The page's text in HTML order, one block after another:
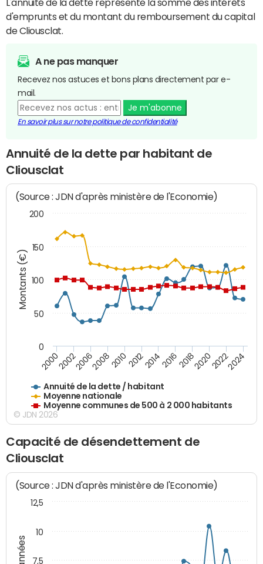
L'annuité de la dette représente la somme des intérêts
d'emprunts et du montant du remboursement du capital
de Cliousclat.
A ne pas manquer
Recevez nos astuces et bons plans directement par e-
mail.
Je m'abonne
En savoir plus sur notre politique de confidentialité
Annuité de la dette par habitant de
Cliousclat
Montants (€)
(Source : JDN d'après ministère de l'Economie)
Annuité de la dette / habitant
Moyenne nationale
Moyenne communes de 500 à 2 000 habitants
200020022006200820102012201420162018202020222024
0
50
100
150
200
© JDN 2026
Capacité de désendettement de
Cliousclat
(Source : JDN d'après ministère de l'Economie)
7,5
10
12,5